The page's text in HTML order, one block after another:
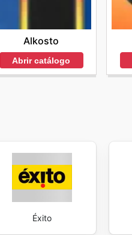
Alkosto
Abrir catálogo
Éxito